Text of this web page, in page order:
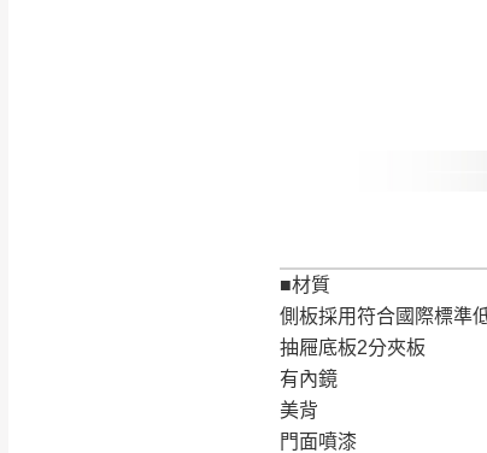
■材質
側板採用符合國際標準
抽屜底板2分夾板
有內鏡
美背
門面噴漆
彰
加收說明
由於透過
質感稍有
非因本公
狀態與完
台北市、
為因素導
者同意將